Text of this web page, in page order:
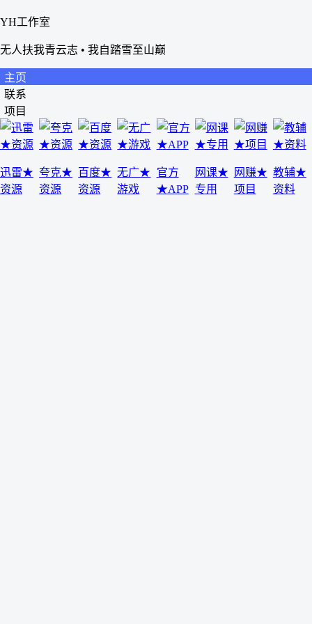
YH工作室
无人扶我青云志 • 我自踏雪至山巅
主页
联系
项目
迅雷★
资源
夸克★
资源
百度★
资源
无广★
游戏
官方
★APP
网课★
专用
网赚★
项目
教辅★
资料